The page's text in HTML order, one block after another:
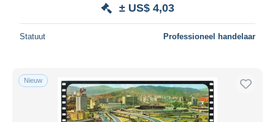
± US$ 4,03
Statuut Professioneel handelaar
Nieuw